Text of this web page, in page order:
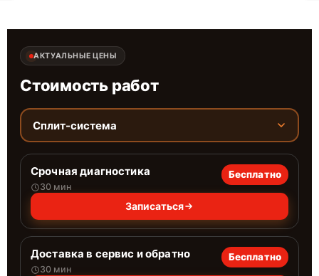
АКТУАЛЬНЫЕ ЦЕНЫ
Стоимость работ
Сплит-система
Срочная диагностика
30 мин
Бесплатно
Записаться
Доставка в сервис и обратно
30 мин
Бесплатно